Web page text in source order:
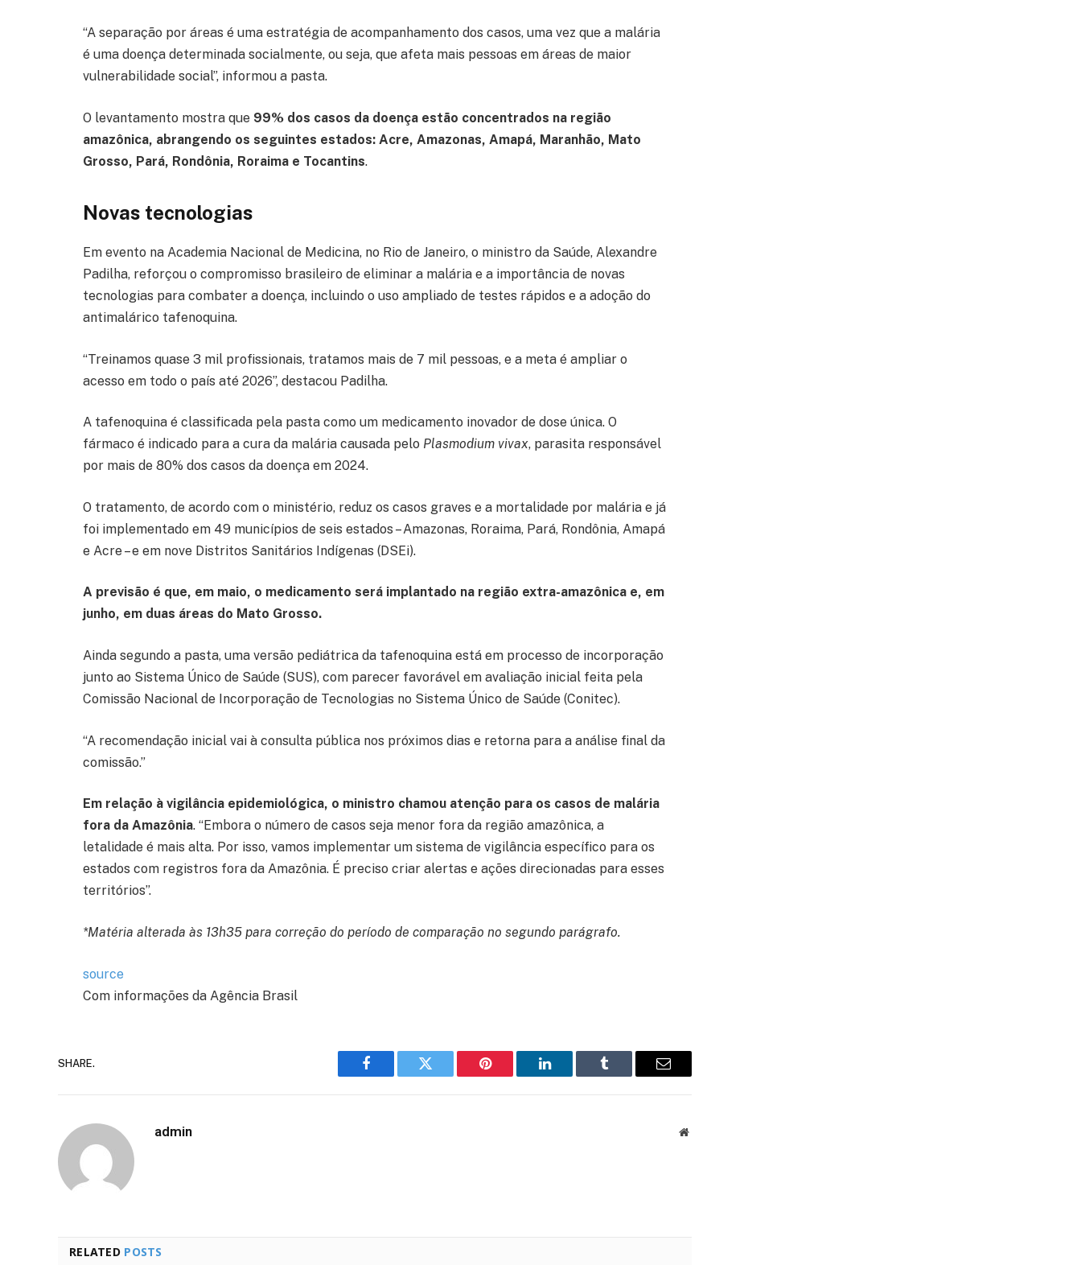
“A separação por áreas é uma estratégia de acompanhamento dos casos, uma vez que a malária
é uma doença determinada socialmente, ou seja, que afeta mais pessoas em áreas de maior
vulnerabilidade social”, informou a pasta.
O levantamento mostra que 99% dos casos da doença estão concentrados na região
amazônica, abrangendo os seguintes estados: Acre, Amazonas, Amapá, Maranhão, Mato
Grosso, Pará, Rondônia, Roraima e Tocantins.
Novas tecnologias
Em evento na Academia Nacional de Medicina, no Rio de Janeiro, o ministro da Saúde, Alexandre
Padilha, reforçou o compromisso brasileiro de eliminar a malária e a importância de novas
tecnologias para combater a doença, incluindo o uso ampliado de testes rápidos e a adoção do
antimalárico tafenoquina.
“Treinamos quase 3 mil profissionais, tratamos mais de 7 mil pessoas, e a meta é ampliar o
acesso em todo o país até 2026”, destacou Padilha.
A tafenoquina é classificada pela pasta como um medicamento inovador de dose única. O
fármaco é indicado para a cura da malária causada pelo Plasmodium vivax, parasita responsável
por mais de 80% dos casos da doença em 2024.
O tratamento, de acordo com o ministério, reduz os casos graves e a mortalidade por malária e já
foi implementado em 49 municípios de seis estados – Amazonas, Roraima, Pará, Rondônia, Amapá
e Acre – e em nove Distritos Sanitários Indígenas (DSEi).
A previsão é que, em maio, o medicamento será implantado na região extra-amazônica e, em
junho, em duas áreas do Mato Grosso.
Ainda segundo a pasta, uma versão pediátrica da tafenoquina está em processo de incorporação
junto ao Sistema Único de Saúde (SUS), com parecer favorável em avaliação inicial feita pela
Comissão Nacional de Incorporação de Tecnologias no Sistema Único de Saúde (Conitec).
“A recomendação inicial vai à consulta pública nos próximos dias e retorna para a análise final da
comissão.”
Em relação à vigilância epidemiológica, o ministro chamou atenção para os casos de malária
fora da Amazônia. “Embora o número de casos seja menor fora da região amazônica, a
letalidade é mais alta. Por isso, vamos implementar um sistema de vigilância específico para os
estados com registros fora da Amazônia. É preciso criar alertas e ações direcionadas para esses
territórios”.
*Matéria alterada às 13h35 para correção do período de comparação no segundo parágrafo.
source
Com informações da Agência Brasil
SHARE.
Facebook Twitter Pinterest LinkedIn Tumblr Email
admin Website
RELATED POSTS